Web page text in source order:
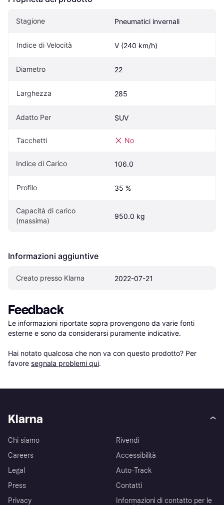
Stagione Pneumatici invernali
Indice di Velocità V (240 km/h)
Diametro 22
Larghezza 285
Adatto Per SUV
Tacchetti No
Indice di Carico 106.0
Profilo 35 %
Capacità di carico
(massima)
950.0 kg
Informazioni aggiuntive
Creato presso Klarna 2022-07-21
Feedback
Le informazioni riportate sopra provengono da varie fonti
esterne e sono da considerarsi puramente indicative.
Hai notato qualcosa che non va con questo prodotto? Per
favore segnala problemi qui.
Klarna
Chi siamo
Careers
Legal
Press
Privacy
Rivendi
Accessibilità
Auto-Track
Contatti
Informazioni di contatto per le